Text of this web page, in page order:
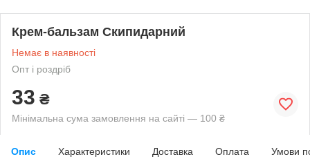
Крем-бальзам Скипидарний
Немає в наявності
Опт і роздріб
33 ₴
Мінімальна сума замовлення на сайті — 100 ₴
Опис Характеристики Доставка Оплата Умови